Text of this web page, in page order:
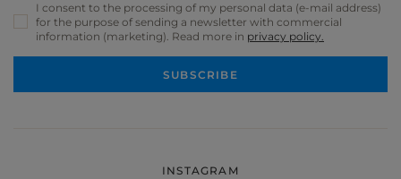
I consent to the processing of my personal data (e-mail address)
for the purpose of sending a newsletter with commercial
information (marketing). Read more in privacy policy.
SUBSCRIBE
INSTAGRAM